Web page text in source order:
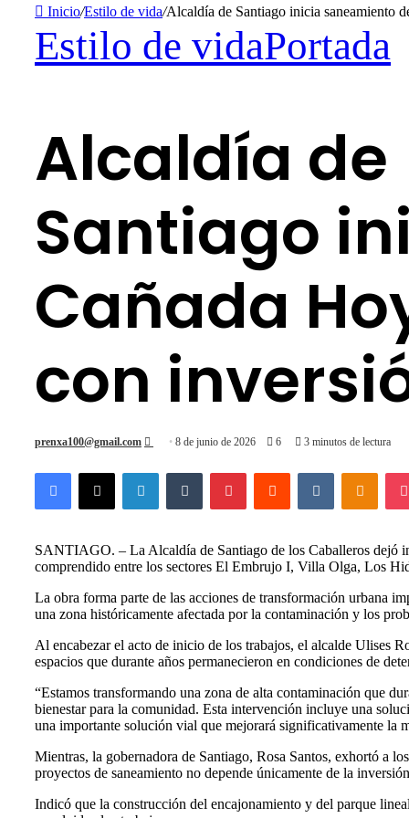
Inicio/Estilo de vida/Alcaldía de Santiago inicia saneamiento
Estilo de vidaPortada
Alcaldía de
Santiago
Cañada
con
prenxa100@gmail.com
Send 8 de junio de 2026 6 3 minutos de lectura
Facebook
X LinkedInTumblrPinterestReddit VKontakte
SANTIAGO. – La Alcaldía de Santiago de los Caballeros dejó
comprendido entre los sectores El Embrujo I, Villa Olga, Los
La obra forma parte de las acciones de transformación urbana
una zona históricamente afectada por la contaminación y los
Al encabezar el acto de inicio de los trabajos, el alcalde Ulises
espacios que durante años permanecieron en condiciones de
“Estamos transformando una zona de alta contaminación que
bienestar para la comunidad. Esta intervención incluye una
una importante solución vial que mejorará significativamente la
Mientras, la gobernadora de Santiago, Rosa Santos, exhortó a
proyectos de saneamiento no depende únicamente de la
Indicó que la construcción del encajonamiento y del parque